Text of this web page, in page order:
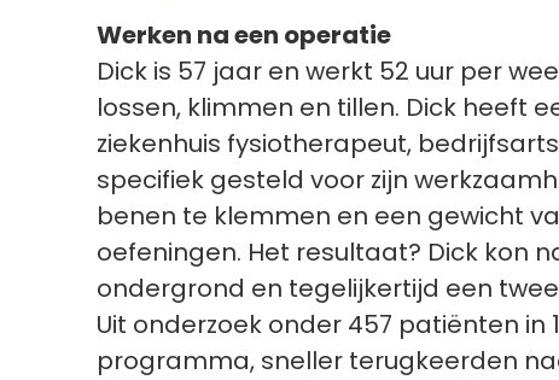
Werken na een operatie
Dick is 57 jaar en werkt 52 uur per
lossen, klimmen en tillen. Dick heeft
ziekenhuis fysiotherapeut,
specifiek gesteld voor zijn
benen te klemmen en een gewicht
oefeningen. Het resultaat? Dick kon
ondergrond en tegelijkertijd een
Uit onderzoek onder 457 patiënten in
programma, sneller terugkeerden